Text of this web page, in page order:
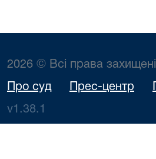
2026 © Всі права захищені
Про суд Прес-центр
v1.38.1